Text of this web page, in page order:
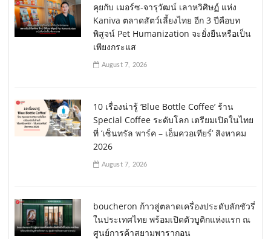
คุยกับ เมอร์ซ-จารุวัฒน์ เลาหวิศิษฏ์ แห่ง
Kaniva ตลาดสัตว์เลี้ยงไทย อีก 3 ปีคือบท
พิสูจน์ Pet Humanization จะยั่งยืนหรือเป็น
เพียงกระแส
August 7, 2026
10 เรื่องน่ารู้ ‘Blue Bottle Coffee’ ร้าน
Special Coffee ระดับโลก เตรียมเปิดในไทย
ที่ ‘เซ็นทรัล พาร์ค – เอ็มควอเทียร์’ สิงหาคม
2026
August 7, 2026
boucheron ก้าวสู่ตลาดเครื่องประดับลักชัวรี่
ในประเทศไทย พร้อมเปิดตัวบูติกแห่งแรก ณ
ศูนย์การค้าสยามพารากอน